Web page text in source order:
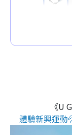
《U
體驗新興運動